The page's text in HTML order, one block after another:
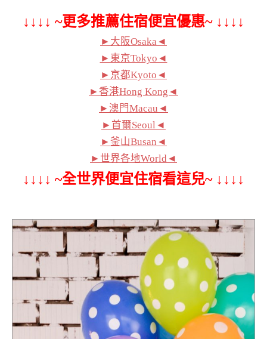
↓↓↓↓ ~更多推薦住宿便宜優惠~ ↓↓↓↓
►大阪Osaka◄
►東京Tokyo◄
►京都Kyoto◄
►香港Hong Kong◄
►澳門Macau◄
►首爾Seoul◄
►釜山Busan◄
►世界各地World◄
↓↓↓↓ ~全世界便宜住宿看這兒~ ↓↓↓↓